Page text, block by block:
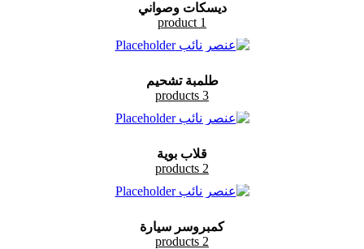
ديسكات وصواني
1 product
طلمبة تشحيم
3 products
قلاب بوية
2 products
كمبروسر سيارة
2 products